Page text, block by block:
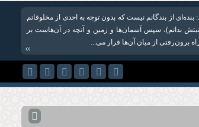
از بندگانم نیست که بدون توجه به احدی از مخلوقاتم
بدانم)، سپس آسمان‌ها و زمین و آنچه در آن‌هاست بر
برون‌رفتی از میان آن‌ها قرار می‌...
»